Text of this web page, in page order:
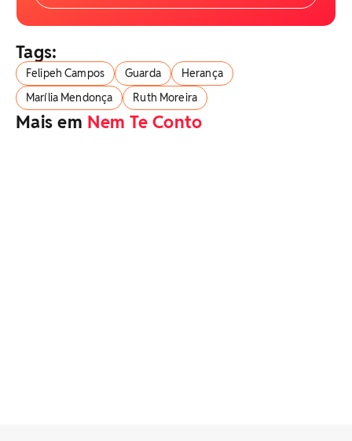
Tags:
Felipeh Campos Guarda
Herança
Marília Mendonça
Ruth Moreira
Mais em Nem Te Conto